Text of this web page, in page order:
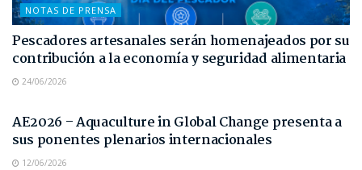
NOTAS DE PRENSA
Pescadores artesanales serán homenajeados por su
contribución a la economía y seguridad alimentaria
24/06/2026
AE2026 – Aquaculture in Global Change presenta a
sus ponentes plenarios internacionales
12/06/2026